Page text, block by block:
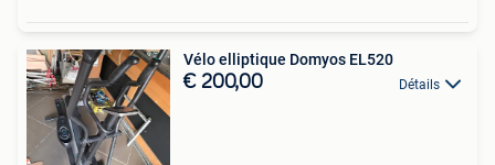
Vélo elliptique Domyos EL520
€ 200,00 Détails